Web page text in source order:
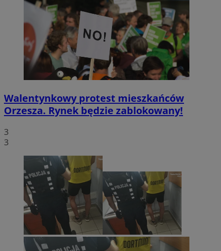
Walentynkowy protest mieszkańców
Orzesza. Rynek będzie zablokowany!
3
3